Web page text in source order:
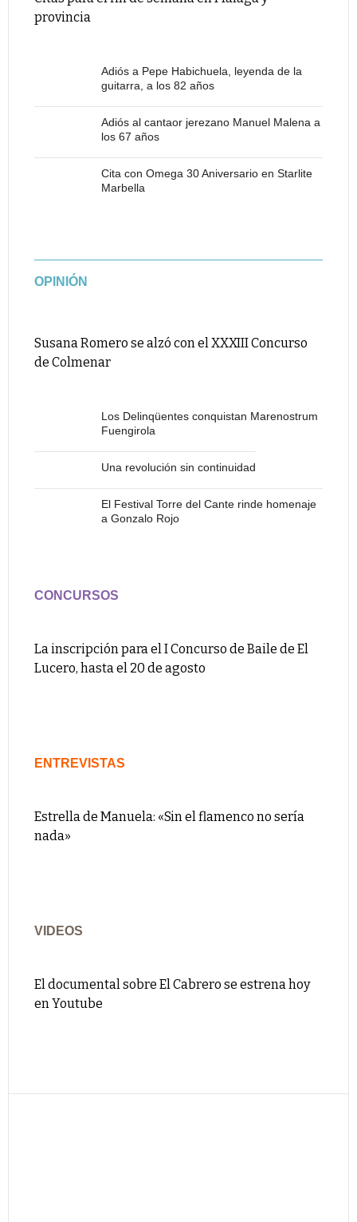
provincia
Adiós a Pepe Habichuela, leyenda de la
guitarra, a los 82 años
Adiós al cantaor jerezano Manuel Malena a
los 67 años
Cita con Omega 30 Aniversario en Starlite
Marbella
OPINIÓN
Susana Romero se alzó con el XXXIII Concurso
de Colmenar
Los Delinqüentes conquistan Marenostrum
Fuengirola
Una revolución sin continuidad
El Festival Torre del Cante rinde homenaje
a Gonzalo Rojo
CONCURSOS
La inscripción para el I Concurso de Baile de El
Lucero, hasta el 20 de agosto
ENTREVISTAS
Estrella de Manuela: «Sin el flamenco no sería
nada»
VIDEOS
El documental sobre El Cabrero se estrena hoy
en Youtube